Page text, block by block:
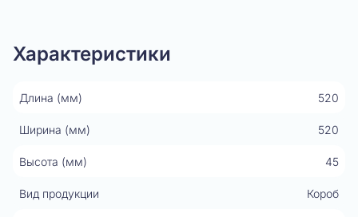
Характеристики
Длина (мм) 520
Ширина (мм) 520
Высота (мм) 45
Вид продукции Короб